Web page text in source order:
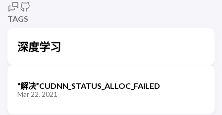
TAGS
深度学习
“解决”CUDNN_STATUS_ALLOC_FAILED
Mar 22, 2021